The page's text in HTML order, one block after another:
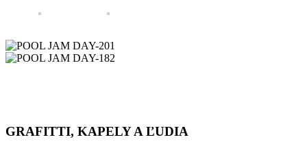
GRAFITTI, KAPELY A ĽUDIA